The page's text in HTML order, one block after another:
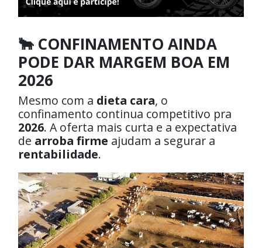
🐂 CONFINAMENTO AINDA
PODE DAR MARGEM BOA EM
2026
Mesmo com a dieta cara, o
confinamento continua competitivo pra
2026. A oferta mais curta e a expectativa
de arroba firme ajudam a segurar a
rentabilidade.